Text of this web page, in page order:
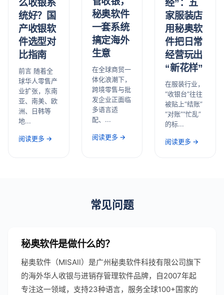
么收银系
统好？国
产收银软
件选型对
比指南
前言 随着全
球华人零售产
业扩张，东南
亚、南美、欧
洲、日韩等
地...
阅读更多 →
秘奥软件
一套系统
搞定海外
生意
在全球商贸一
体化浪潮下，
跨境零售与批
发企业正面临
多语言适
配、...
阅读更多 →
经”：五
家服装店
用秘奥软
件把日常
经营玩出
“新花样”
在服装行业，
“收银台”往往
被贴上“结账”
“对账”“忙乱”
的标...
阅读更多 →
常见问题
秘奥软件是做什么的？
秘奥软件（MISAll）是广州秘奥软件科技有限公司旗下
的海外华人收银与进销存管理软件品牌，自2007年起
专注这一领域，支持23种语言，服务全球100+国家的